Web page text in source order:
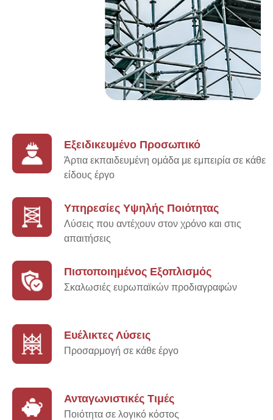
Εξειδικευμένο Προσωπικό
Άρτια εκπαιδευμένη ομάδα με εμπειρία σε κάθε
είδους έργο
Υπηρεσίες Υψηλής Ποιότητας
Λύσεις που αντέχουν στον χρόνο και στις
απαιτήσεις
Πιστοποιημένος Εξοπλισμός
Σκαλωσιές ευρωπαϊκών προδιαγραφών
Ευέλικτες Λύσεις
Προσαρμογή σε κάθε έργο
Ανταγωνιστικές Τιμές
Ποιότητα σε λογικό κόστος